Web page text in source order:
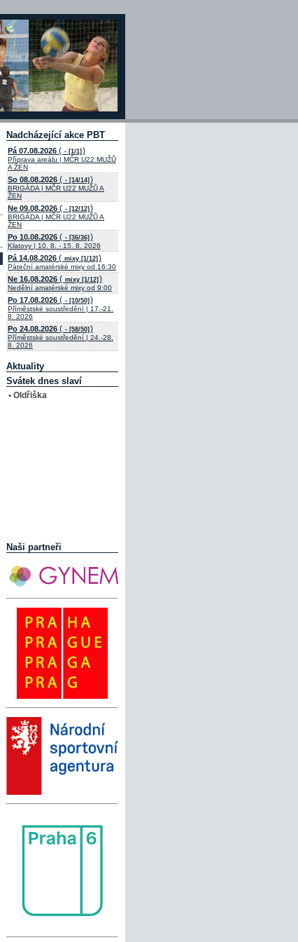
Nadcházející akce PBT
Pá 07.08.2026 ( - [1/1] )
Příprava areálu | MČR U22 MUŽŮ
A ŽEN
So 08.08.2026 ( - [14/14] )
BRIGÁDA | MČR U22 MUŽŮ A
ŽEN
Ne 09.08.2026 ( - [12/12] )
BRIGÁDA | MČR U22 MUŽŮ A
ŽEN
Po 10.08.2026 ( - [36/36] )
Klatovy | 10. 8. - 15. 8. 2026
Pá 14.08.2026 ( mixy [1/12] )
Páteční amatérské mixy od 16:30
Ne 16.08.2026 ( mixy [1/12] )
Nedělní amatérské mixy od 9:00
Po 17.08.2026 ( - [10/50] )
Příměstské soustředění | 17.-21.
8. 2026
Po 24.08.2026 ( - [58/50] )
Příměstské soustředění | 24.-28.
8. 2026
Aktuality
Svátek dnes slaví
• Oldřiška
Naši partneři